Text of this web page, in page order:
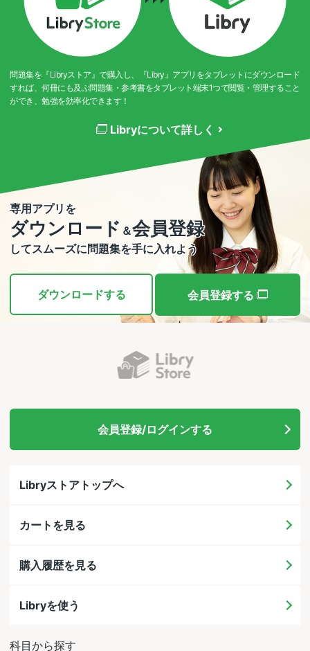
問題集を『Libryストア』で購入し、『Libry』アプリをタブレットにダウンロード
すれば、何冊にも及ぶ問題集・参考書をタブレット端末1つで閲覧・管理すること
ができ、勉強を効率化できます！
Libryについて詳しく
専用アプリを
ダウンロード ＆会員登録
してスムーズに問題集を手に入れよう
ダウンロードする 会員登録する
会員登録/ログインする
Libryストアトップへ
カートを見る
購入履歴を見る
Libryを使う
科目から探す